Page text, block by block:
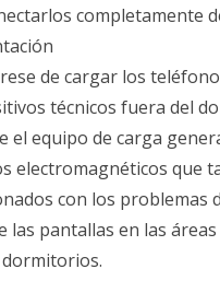
completamente
de cargar los
técnicos fuera del
el equipo de carga
electromagnéticos que
con los problemas
las pantallas en las